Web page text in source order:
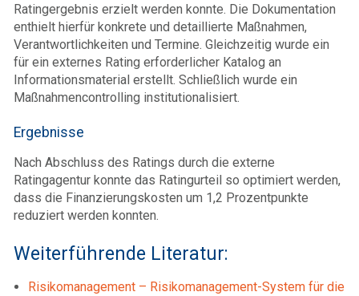
Ratingergebnis erzielt werden konnte. Die Dokumentation
enthielt hierfür konkrete und detaillierte Maßnahmen,
Verantwortlichkeiten und Termine. Gleichzeitig wurde ein
für ein externes Rating erforderlicher Katalog an
Informationsmaterial erstellt. Schließlich wurde ein
Maßnahmencontrolling institutionalisiert.
Ergebnisse
Nach Abschluss des Ratings durch die externe
Ratingagentur konnte das Ratingurteil so optimiert werden,
dass die Finanzierungskosten um 1,2 Prozentpunkte
reduziert werden konnten.
Weiterführende Literatur:
Risikomanagement – Risikomanagement-System für die